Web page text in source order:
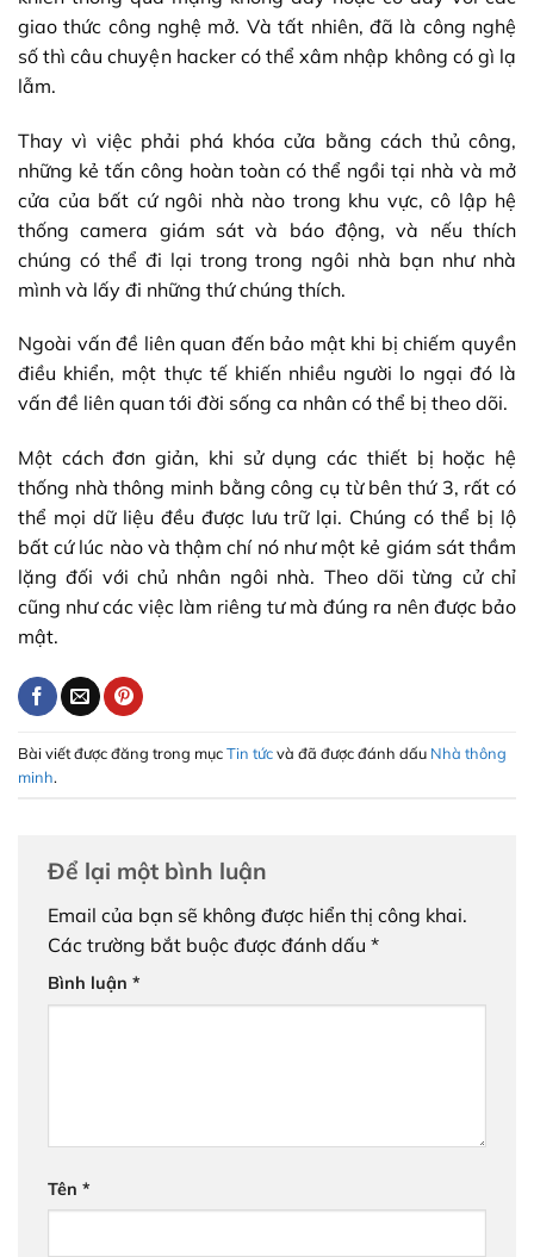
giao thức công nghệ mở. Và tất nhiên, đã là công nghệ
số thì câu chuyện hacker có thể xâm nhập không có gì lạ
lẫm.
Thay vì việc phải phá khóa cửa bằng cách thủ công,
những kẻ tấn công hoàn toàn có thể ngồi tại nhà và mở
cửa của bất cứ ngôi nhà nào trong khu vực, cô lập hệ
thống camera giám sát và báo động, và nếu thích
chúng có thể đi lại trong trong ngôi nhà bạn như nhà
mình và lấy đi những thứ chúng thích.
Ngoài vấn đề liên quan đến bảo mật khi bị chiếm quyền
điều khiển, một thực tế khiến nhiều người lo ngại đó là
vấn đề liên quan tới đời sống ca nhân có thể bị theo dõi.
Một cách đơn giản, khi sử dụng các thiết bị hoặc hệ
thống nhà thông minh bằng công cụ từ bên thứ 3, rất có
thể mọi dữ liệu đều được lưu trữ lại. Chúng có thể bị lộ
bất cứ lúc nào và thậm chí nó như một kẻ giám sát thầm
lặng đối với chủ nhân ngôi nhà. Theo dõi từng cử chỉ
cũng như các việc làm riêng tư mà đúng ra nên được bảo
mật.
Bài viết được đăng trong mụcTin tứcvà đã được đánh dấu Nhà thông
minh.
Để lại một bình luận
Email của bạn sẽ không được hiển thị công khai.
Các trường bắt buộc được đánh dấu *
Bình luận *
Tên *